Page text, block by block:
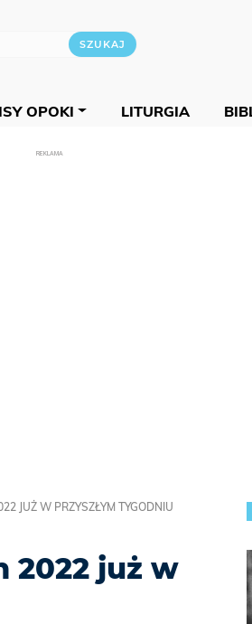
OPOKI LITURGIA
REKLAMA
JUŻ W PRZYSZŁYM TYGODNIU
2022 już w